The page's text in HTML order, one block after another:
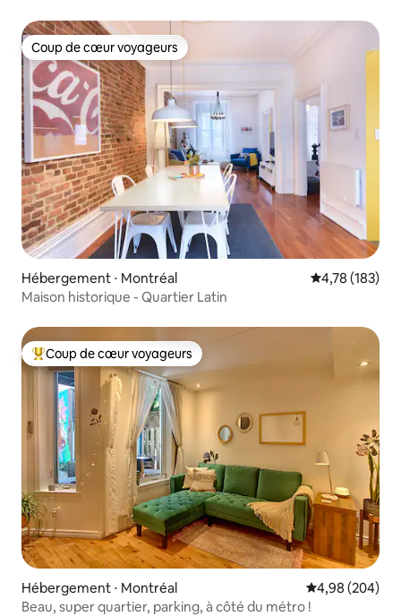
Coup de cœur voyageurs
Coup de cœur voyageurs
Hébergement ⋅ Montréal Évaluation
4,78 (183)
Maison historique - Quartier Latin
Coups de cœur voyageurs les plus appréciés
Coup de cœur voyageurs
Hébergement ⋅ Montréal Évaluation
4,98 (204)
Beau, super quartier, parking, à côté du métro !